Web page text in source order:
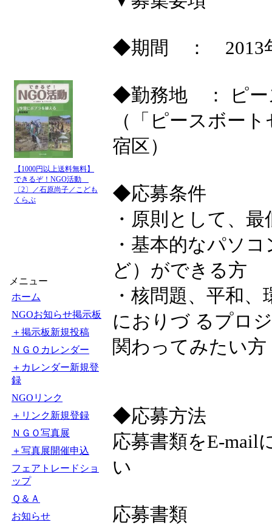
【1000円以上送料無料】
できるぞ！NGO活動
〔2〕／石原尚子／こども
くらぶ
メニュー
ホーム
NGOお知らせ掲示板
＋掲示板新規投稿
ＮＧＯカレンダー
＋カレンダー新規登
録
NGOリンク
＋リンク新規登録
ＮＧＯ写真展
＋写真展開催申込
フェアトレードショ
ップ
Ｑ＆Ａ
お知らせ
◆期間 ： 2013年
◆勤務地 ： ピー
（「ピースボー
宿区）
◆応募条件
・原則として、
・基本的なパソコ
ど）ができる方
・核問題、平和
におりづ るプロ
関わってみたい方
◆応募方法
応募書類をE-mail
い
応募書類